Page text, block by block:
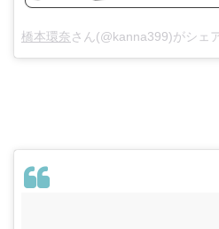
橋本環奈さん(@kanna399)がシェ